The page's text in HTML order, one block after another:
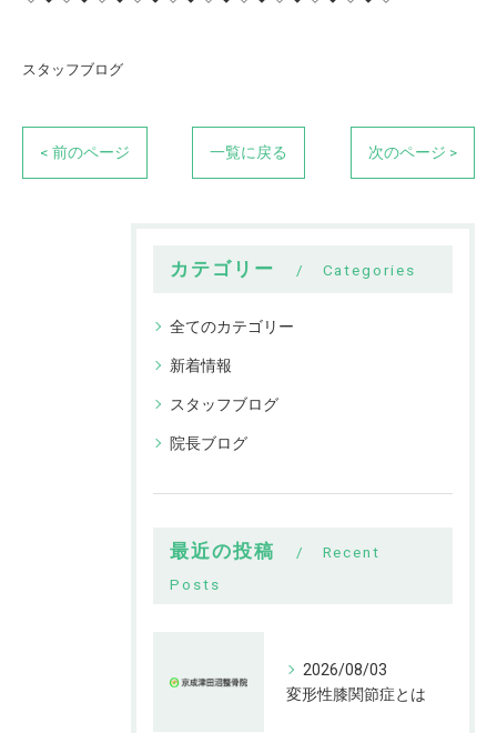
スタッフブログ
< 前のページ 一覧に戻る 次のページ >
カテゴリー Categories
全てのカテゴリー
新着情報
スタッフブログ
院長ブログ
最近の投稿
Recent
Posts
2026/08/03
変形性膝関節症とは